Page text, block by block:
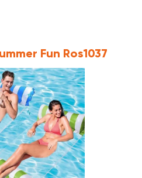
Fun Ros1037